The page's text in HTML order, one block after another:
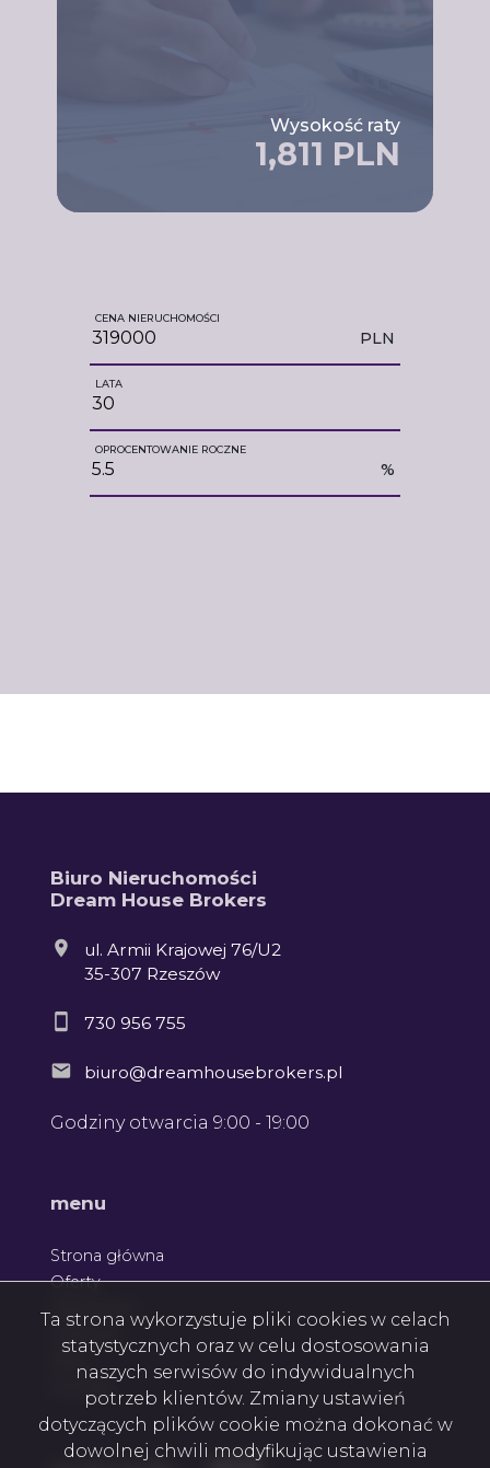
Wysokość raty
1,811 PLN
CENA NIERUCHOMOŚCI
PLN
LATA
OPROCENTOWANIE ROCZNE
%
Biuro Nieruchomości
Dream House Brokers
ul. Armii Krajowej 76/U2
35-307 Rzeszów
730 956 755
biuro@dreamhousebrokers.pl
Godziny otwarcia 9:00 - 19:00
menu
Strona główna
Oferty
Ta strona wykorzystuje pliki cookies w celach
statystycznych oraz w celu dostosowania
naszych serwisów do indywidualnych
potrzeb klientów. Zmiany ustawień
dotyczących plików cookie można dokonać w
dowolnej chwili modyfikując ustawienia